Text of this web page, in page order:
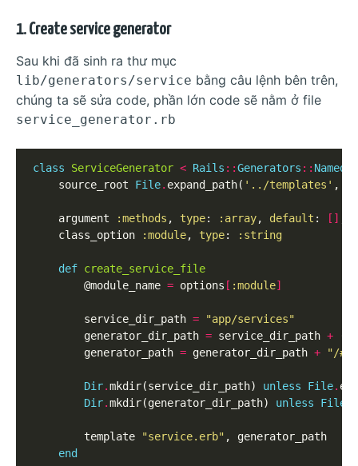
1. Create service generator
Sau khi đã sinh ra thư mục
lib/generators/service bằng câu lệnh bên trên,
chúng ta sẽ sửa code, phần lớn code sẽ nằm ở file
service_generator.rb
class ServiceGenerator < Rails ::Generators ::
	source_root
File. expand_path( '../templates' ,
	argument
:methods , type: :array, default : []
	class_option
:module, type: :string
def create_service_file
		@module_name
= options [ :module]
		service_dir_path
=
"app/services"
		generator_dir_path
= service_dir_path +
		generator_path
= generator_dir_path + "/#{
Dir.mkdir(service_dir_path) unless File.
Dir.mkdir(generator_dir_path) unless File
		template
"service.erb" , generator_path
end